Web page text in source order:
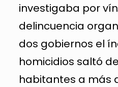
investigaba por
delincuencia
dos gobiernos el
homicidios saltó
habitantes a más